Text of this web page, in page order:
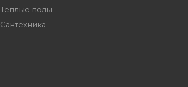
Тёплые полы
Сантехника